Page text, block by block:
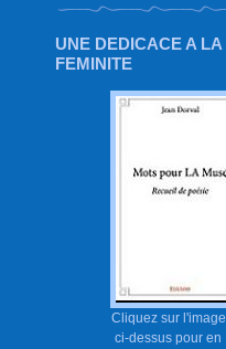
UNE DEDICACE A LA
FEMINITE
Cliquez sur l'image
ci-dessus pour en